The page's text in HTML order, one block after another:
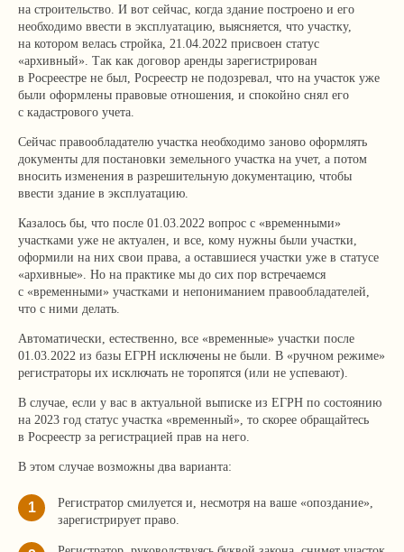
на строительство. И вот сейчас, когда здание построено и его
необходимо ввести в эксплуатацию, выясняется, что участку,
на котором велась стройка, 21.04.2022 присвоен статус
«архивный». Так как договор аренды зарегистрирован
в Росреестре не был, Росреестр не подозревал, что на участок уже
были оформлены правовые отношения, и спокойно снял его
с кадастрового учета.
Сейчас правообладателю участка необходимо заново оформлять
документы для постановки земельного участка на учет, а потом
вносить изменения в разрешительную документацию, чтобы
ввести здание в эксплуатацию.
Казалось бы, что после 01.03.2022 вопрос с «временными»
участками уже не актуален, и все, кому нужны были участки,
оформили на них свои права, а оставшиеся участки уже в статусе
«архивные». Но на практике мы до сих пор встречаемся
с «временными» участками и непониманием правообладателей,
что с ними делать.
Автоматически, естественно, все «временные» участки после
01.03.2022 из базы ЕГРН исключены не были. В «ручном режиме»
регистраторы их исключать не торопятся (или не успевают).
В случае, если у вас в актуальной выписке из ЕГРН по состоянию
на 2023 год статус участка «временный», то скорее обращайтесь
в Росреестр за регистрацией прав на него.
В этом случае возможны два варианта:
1
Регистратор смилуется и, несмотря на ваше «опоздание»,
зарегистрирует право.
+7 499 136-53-55
info@corconsult.ru
г. Москва, ул. Новая Басманная,